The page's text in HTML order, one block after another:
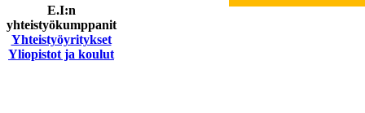
E.I:n
yhteistyökumppanit
Yhteistyöyritykset
Yliopistot ja koulut